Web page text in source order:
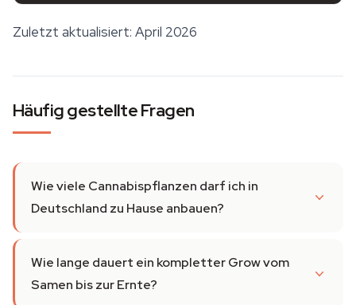
Zuletzt aktualisiert: April 2026
Häufig gestellte Fragen
Wie viele Cannabispflanzen darf ich in
Deutschland zu Hause anbauen?
Wie lange dauert ein kompletter Grow vom
Samen bis zur Ernte?